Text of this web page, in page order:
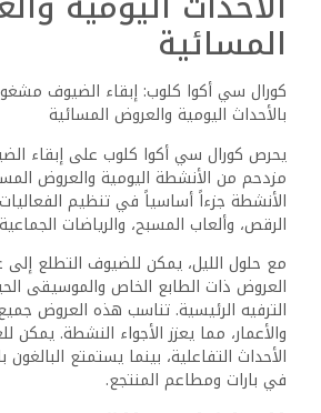
مع هذه المجموعة المتنوعة من الأنشطة،
كلوب ريزورت أن يكون الترفيه متاحاً
الموقع والمعالم
سهولة الوصول إلى كل من المعالم
في شرم الشيخ. يستفيد الزوار من قربه من
فضلاً عن الفرص المتاحة للقيام بجولات
القرب من شرم
يقع المنتجع في خليج نبق، على بُعد
شرم الشيخ النابض بالحياة. تُعرف هذه
حيث تضم مجموعة من المتاجر، والمطاعم،
تشمل المعالم الرئيسية مركز المؤتمرات
السماء، وكلاهما على بُعد مسافة قريبة